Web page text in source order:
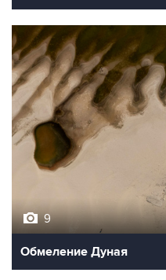
9
Обмеление Дуная